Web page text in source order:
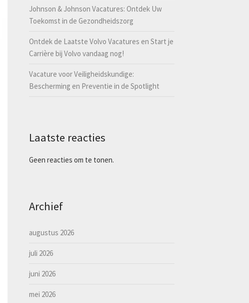
Johnson & Johnson Vacatures: Ontdek Uw
Toekomst in de Gezondheidszorg
Ontdek de Laatste Volvo Vacatures en Start je
Carrière bij Volvo vandaag nog!
Vacature voor Veiligheidskundige:
Bescherming en Preventie in de Spotlight
Laatste reacties
Geen reacties om te tonen.
Archief
augustus 2026
juli 2026
juni 2026
mei 2026